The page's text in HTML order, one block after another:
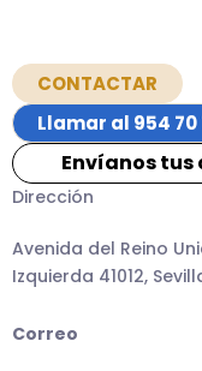
CONTACTAR
Llamar al 954 70
Envíanos tus
Dirección
Avenida del Reino
Izquierda 41012,
Correo